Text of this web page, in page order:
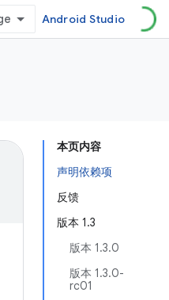
Android Studio
本页内容
声明依赖项
反馈
版本 1.3
版本 1.3.0
版本 1.3.0-
rc01